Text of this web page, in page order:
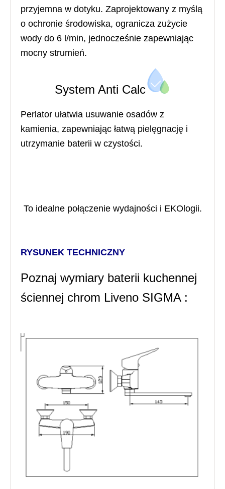
przyjemna w dotyku. Zaprojektowany z myślą
o ochronie środowiska, ogranicza zużycie
wody do 6 l/min, jednocześnie zapewniając
mocny strumień.
System Anti Calc
Perlator ułatwia usuwanie osadów z
kamienia, zapewniając łatwą pielęgnację i
utrzymanie baterii w czystości.
To idealne połączenie wydajności i EKOlogii.
RYSUNEK TECHNICZNY
Poznaj wymiary baterii kuchennej
ściennej chrom Liveno SIGMA :